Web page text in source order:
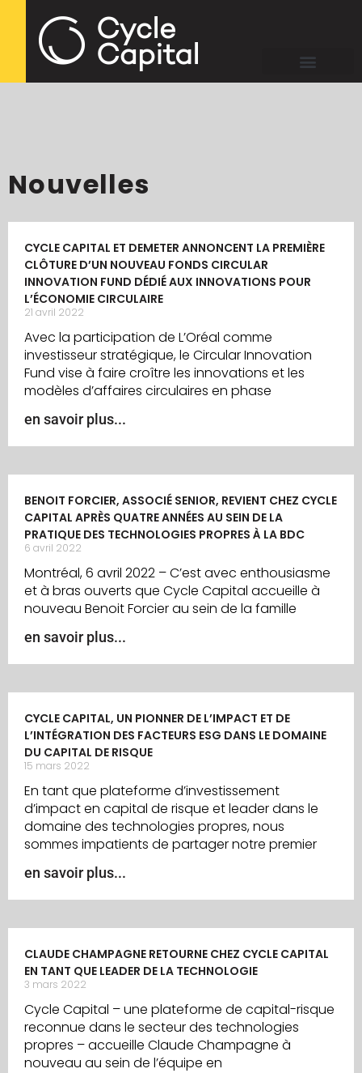
Nouvelles
CYCLE CAPITAL ET DEMETER ANNONCENT LA PREMIÈRE
CLÔTURE D’UN NOUVEAU FONDS CIRCULAR
INNOVATION FUND DÉDIÉ AUX INNOVATIONS POUR
L’ÉCONOMIE CIRCULAIRE
21 avril 2022
Avec la participation de L’Oréal comme
investisseur stratégique, le Circular Innovation
Fund vise à faire croître les innovations et les
modèles d’affaires circulaires en phase
en savoir plus...
BENOIT FORCIER, ASSOCIÉ SENIOR, REVIENT CHEZ CYCLE
CAPITAL APRÈS QUATRE ANNÉES AU SEIN DE LA
PRATIQUE DES TECHNOLOGIES PROPRES À LA BDC
6 avril 2022
Montréal, 6 avril 2022 – C’est avec enthousiasme
et à bras ouverts que Cycle Capital accueille à
nouveau Benoit Forcier au sein de la famille
en savoir plus...
CYCLE CAPITAL, UN PIONNER DE L’IMPACT ET DE
L’INTÉGRATION DES FACTEURS ESG DANS LE DOMAINE
DU CAPITAL DE RISQUE
15 mars 2022
En tant que plateforme d’investissement
d’impact en capital de risque et leader dans le
domaine des technologies propres, nous
sommes impatients de partager notre premier
en savoir plus...
CLAUDE CHAMPAGNE RETOURNE CHEZ CYCLE CAPITAL
EN TANT QUE LEADER DE LA TECHNOLOGIE
3 mars 2022
Cycle Capital – une plateforme de capital-risque
reconnue dans le secteur des technologies
propres – accueille Claude Champagne à
nouveau au sein de l’équipe en